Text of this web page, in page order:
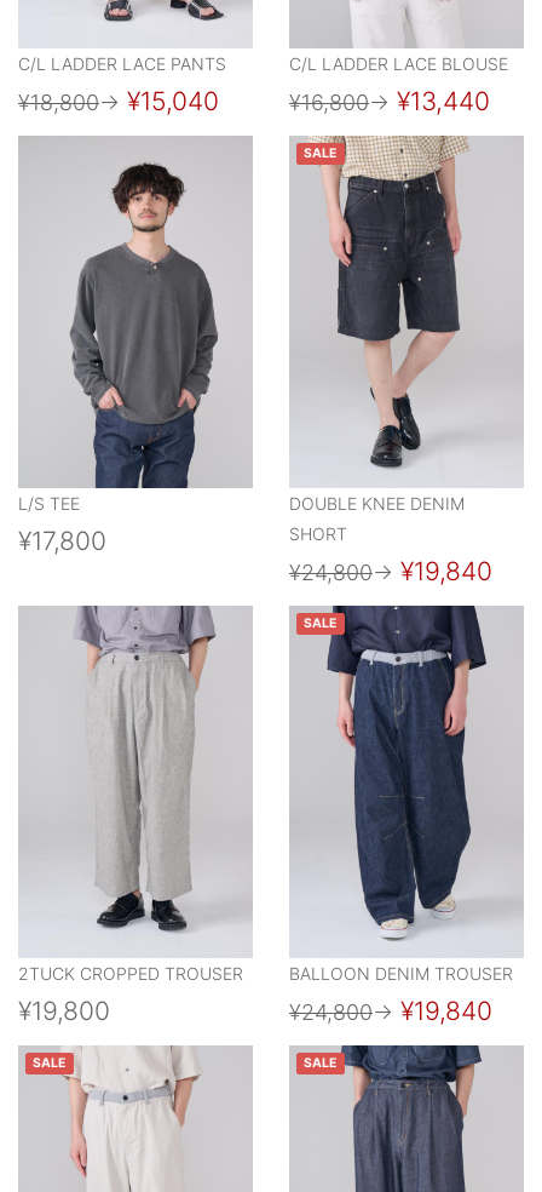
C/L LADDER LACE PANTS
¥18,800→ ¥15,040
C/L LADDER LACE BLOUSE
¥16,800→ ¥13,440
L/S TEE
¥17,800
SALE
DOUBLE KNEE DENIM
SHORT
¥24,800→ ¥19,840
2TUCK CROPPED TROUSER
¥19,800
SALE
BALLOON DENIM TROUSER
¥24,800→ ¥19,840
SALE SALE